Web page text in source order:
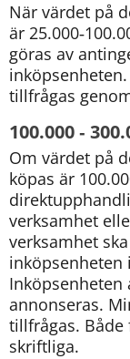
När värdet på
är
göras av
inköpsenheten.
tillfrågas
100.000 ‑
Om värdet på
köpas är
verksamhet
verksamhet
Inköpsenheten
annonseras.
tillfrågas. Både
skriftliga.